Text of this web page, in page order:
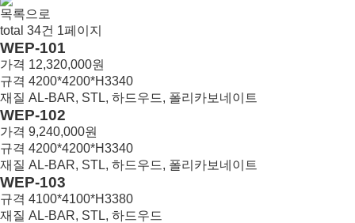
목록으로
total 34건 1페이지
34
WEP-101
가격 12,320,000원
규격 4200*4200*H3340
재질 AL-BAR, STL, 하드우드, 폴리카보네이트
33
WEP-102
가격 9,240,000원
규격 4200*4200*H3340
재질 AL-BAR, STL, 하드우드, 폴리카보네이트
32
WEP-103
규격 4100*4100*H3380
재질 AL-BAR, STL, 하드우드